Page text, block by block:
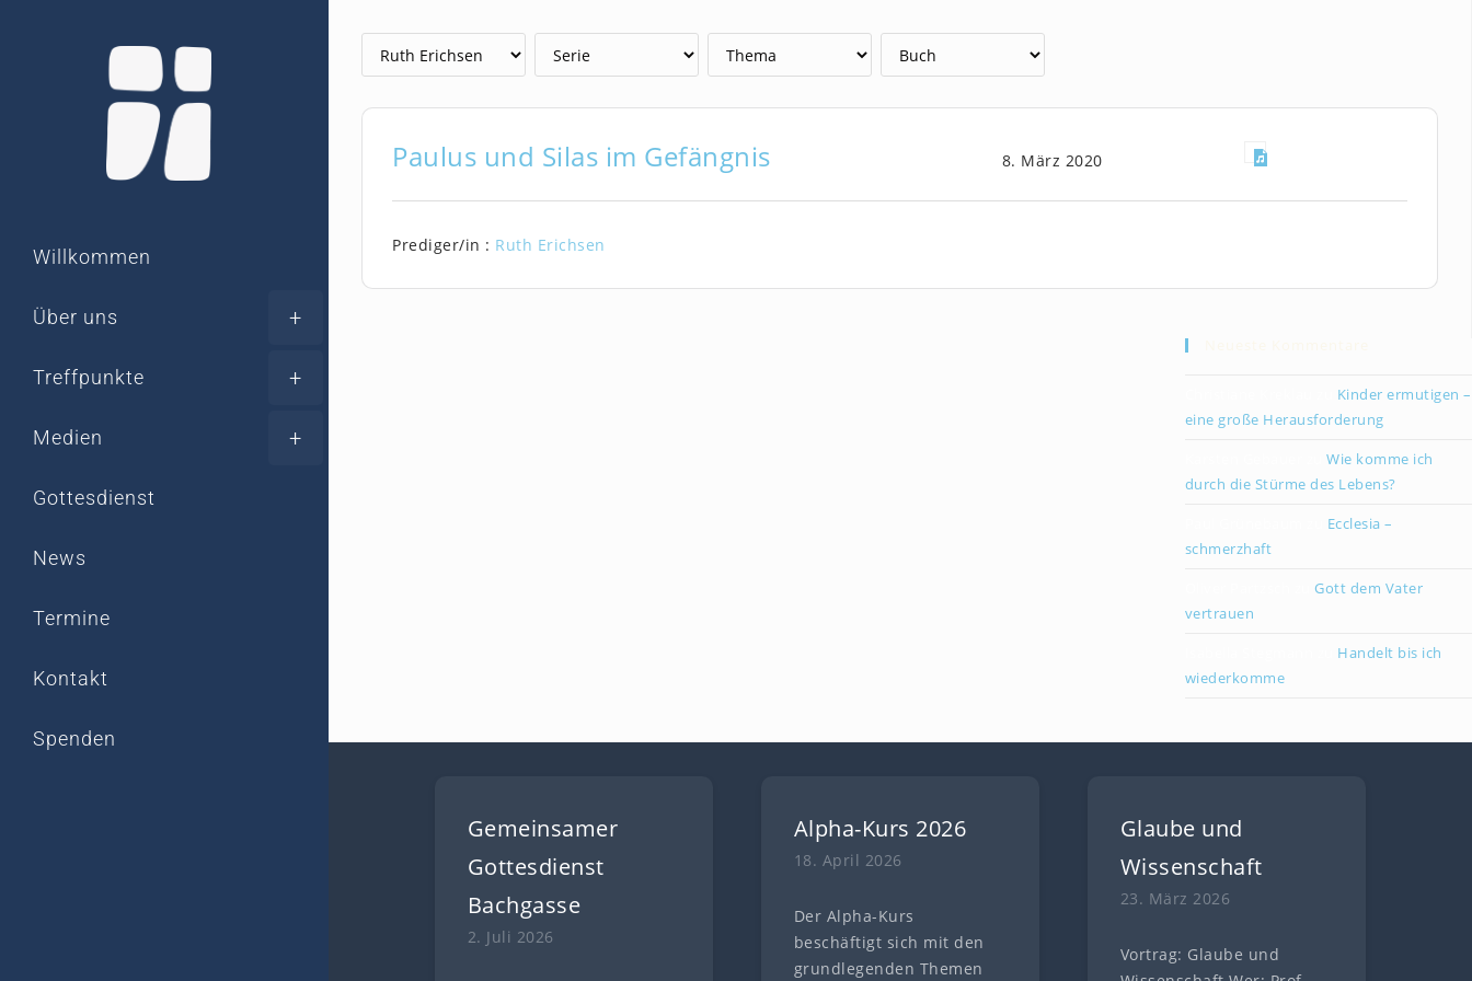
Inhalt
springen
Willkommen
Über uns
Treffpunkte
Medien
Gottesdienst
News
Termine
Kontakt
Spenden
Paulus und Silas im Gefängnis 8. März 2020
Prediger/in : Ruth Erichsen
Kinder ermutigen –
eine große Herausforderung
zuWie komme ich
durch die Stürme des Lebens?
Ecclesia –
schmerzhaft
zuGott dem Vater
vertrauen
Handelt bis ich
wiederkomme
Gemeinsamer
Gottesdienst
Bachgasse
2. Juli 2026
Alpha-Kurs 2026
18. April 2026
Der Alpha-Kurs
beschäftigt sich mit den
grundlegenden Themen
Glaube und
Wissenschaft
23. März 2026
Vortrag: Glaube und